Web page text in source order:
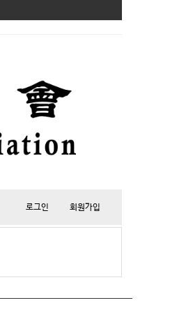
로그인 회원가입